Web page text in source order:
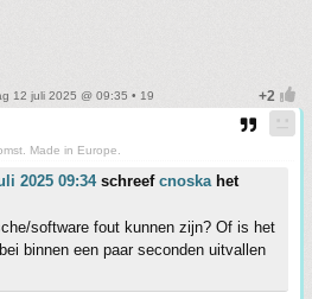
12 juli 2025 @ 09:35 • 19
Made in Europe.
2025 09:34schreef cnoskahet
software fout kunnen zijn? Of is het
binnen een paar seconden uitvallen